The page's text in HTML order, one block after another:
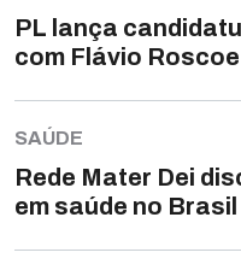
PL lança
com Flávio Roscoe
SAÚDE
Rede Mater Dei
em saúde no Brasil